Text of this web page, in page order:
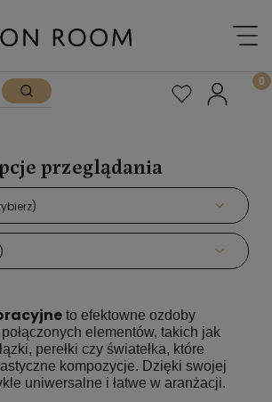
przeglądania
to efektowne ozdoby
elementów, takich jak
perełki czy światełka, które
kompozycje. Dzięki swojej
uniwersalne i łatwe w aranżacji.